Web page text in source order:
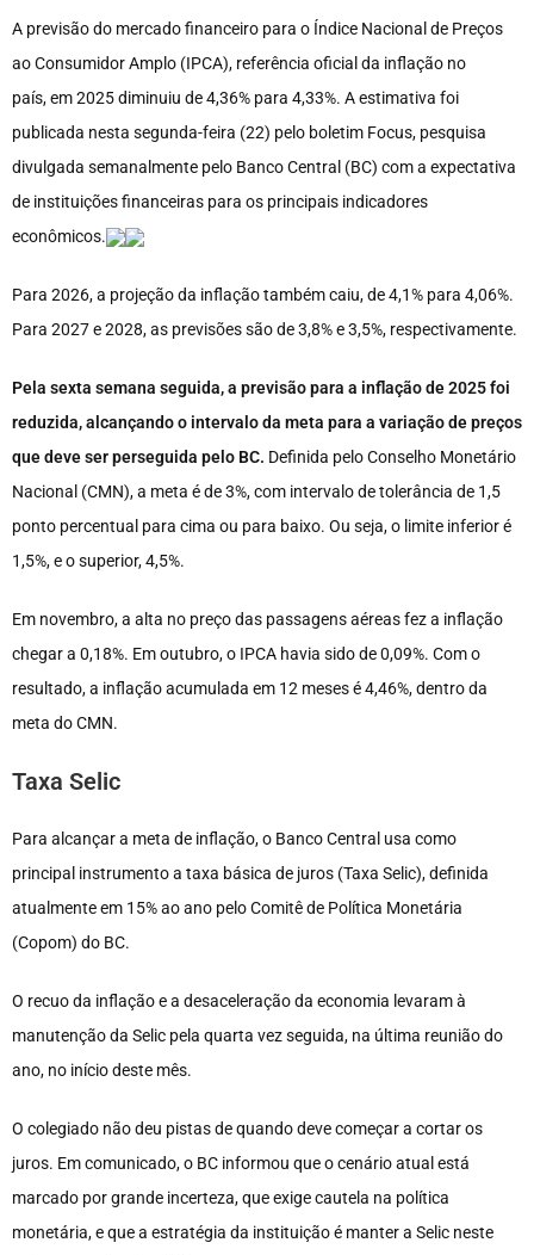
A previsão do mercado financeiro para o Índice Nacional de Preços
ao Consumidor Amplo (IPCA), referência oficial da inflação no
país, em 2025 diminuiu de 4,36% para 4,33%. A estimativa foi
publicada nesta segunda-feira (22) pelo boletim Focus, pesquisa
divulgada semanalmente pelo Banco Central (BC) com a expectativa
de instituições financeiras para os principais indicadores
econômicos.
Para 2026, a projeção da inflação também caiu, de 4,1% para 4,06%.
Para 2027 e 2028, as previsões são de 3,8% e 3,5%, respectivamente.
Pela sexta semana seguida, a previsão para a inflação de 2025 foi
reduzida, alcançando o intervalo da meta para a variação de preços
que deve ser perseguida pelo BC. Definida pelo Conselho Monetário
Nacional (CMN), a meta é de 3%, com intervalo de tolerância de 1,5
ponto percentual para cima ou para baixo. Ou seja, o limite inferior é
1,5%, e o superior, 4,5%.
Em novembro, a alta no preço das passagens aéreas fez a inflação
chegar a 0,18%. Em outubro, o IPCA havia sido de 0,09%. Com o
resultado, a inflação acumulada em 12 meses é 4,46%, dentro da
meta do CMN.
Taxa Selic
Para alcançar a meta de inflação, o Banco Central usa como
principal instrumento a taxa básica de juros (Taxa Selic), definida
atualmente em 15% ao ano pelo Comitê de Política Monetária
(Copom) do BC.
O recuo da inflação e a desaceleração da economia levaram à
manutenção da Selic pela quarta vez seguida, na última reunião do
ano, no início deste mês.
O colegiado não deu pistas de quando deve começar a cortar os
juros. Em comunicado, o BC informou que o cenário atual está
marcado por grande incerteza, que exige cautela na política
monetária, e que a estratégia da instituição é manter a Selic neste